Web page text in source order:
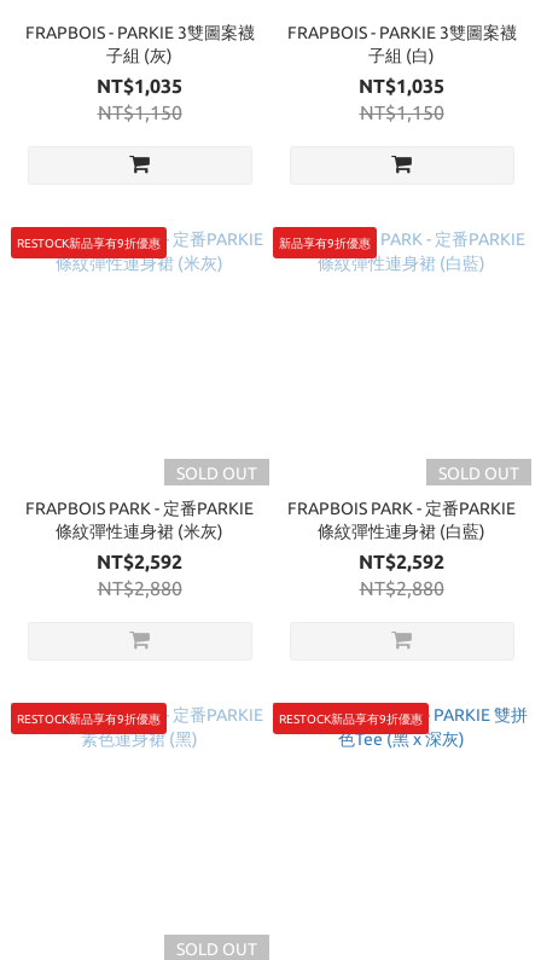
FRAPBOIS - PARKIE 3雙圖案襪
子組 (灰)
NT$1,035
NT$1,150
FRAPBOIS - PARKIE 3雙圖案襪
子組 (白)
NT$1,035
NT$1,150
RESTOCK新品享有9折優惠
SOLD OUT
FRAPBOIS PARK - 定番PARKIE
條紋彈性連身裙 (米灰)
NT$2,592
NT$2,880
新品享有9折優惠
SOLD OUT
FRAPBOIS PARK - 定番PARKIE
條紋彈性連身裙 (白藍)
NT$2,592
NT$2,880
RESTOCK新品享有9折優惠
SOLD OUT
RESTOCK新品享有9折優惠